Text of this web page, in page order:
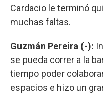
Cardacio le terminó
muchas faltas.
Guzmán Pereira (-):
se pueda correr a la
tiempo poder
espacios e hizo un